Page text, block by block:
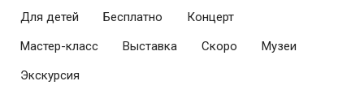
Для детей
Бесплатно
Концерт
Мастер-класс
Выставка Скоро
Музеи
Экскурсия